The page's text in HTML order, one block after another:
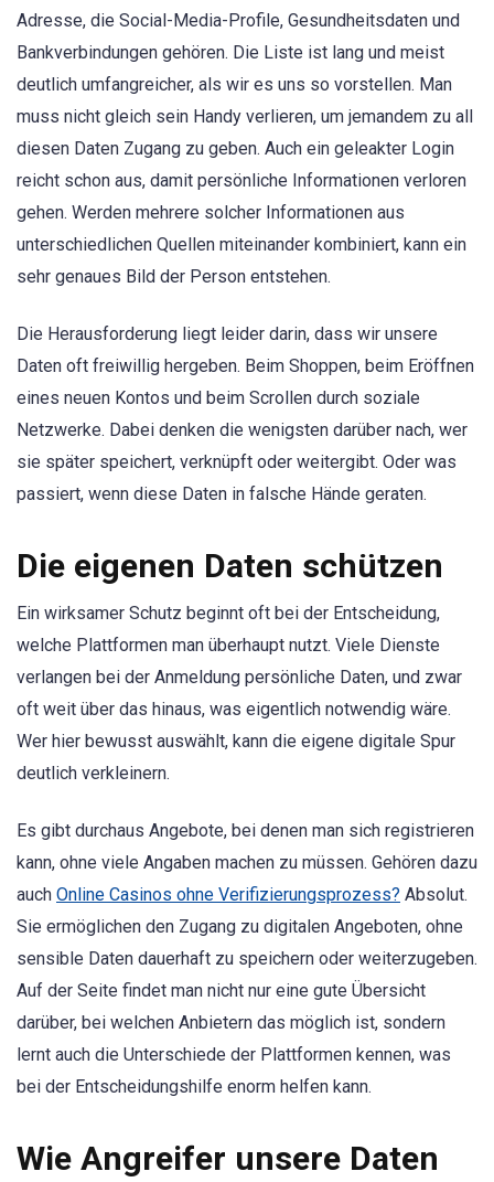
Adresse, die Social-Media-Profile, Gesundheitsdaten und
Bankverbindungen gehören. Die Liste ist lang und meist
deutlich umfangreicher, als wir es uns so vorstellen. Man
muss nicht gleich sein Handy verlieren, um jemandem zu all
diesen Daten Zugang zu geben. Auch ein geleakter Login
reicht schon aus, damit persönliche Informationen verloren
gehen. Werden mehrere solcher Informationen aus
unterschiedlichen Quellen miteinander kombiniert, kann ein
sehr genaues Bild der Person entstehen.
Die Herausforderung liegt leider darin, dass wir unsere
Daten oft freiwillig hergeben. Beim Shoppen, beim Eröffnen
eines neuen Kontos und beim Scrollen durch soziale
Netzwerke. Dabei denken die wenigsten darüber nach, wer
sie später speichert, verknüpft oder weitergibt. Oder was
passiert, wenn diese Daten in falsche Hände geraten.
Die eigenen Daten schützen
Ein wirksamer Schutz beginnt oft bei der Entscheidung,
welche Plattformen man überhaupt nutzt. Viele Dienste
verlangen bei der Anmeldung persönliche Daten, und zwar
oft weit über das hinaus, was eigentlich notwendig wäre.
Wer hier bewusst auswählt, kann die eigene digitale Spur
deutlich verkleinern.
Es gibt durchaus Angebote, bei denen man sich registrieren
kann, ohne viele Angaben machen zu müssen. Gehören dazu
auch Online Casinos ohne Verifizierungsprozess? Absolut.
Sie ermöglichen den Zugang zu digitalen Angeboten, ohne
sensible Daten dauerhaft zu speichern oder weiterzugeben.
Auf der Seite findet man nicht nur eine gute Übersicht
darüber, bei welchen Anbietern das möglich ist, sondern
lernt auch die Unterschiede der Plattformen kennen, was
bei der Entscheidungshilfe enorm helfen kann.
Wie Angreifer unsere Daten